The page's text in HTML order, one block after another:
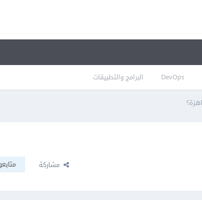
DevOps البرامج والتطبيقات
مشاركة